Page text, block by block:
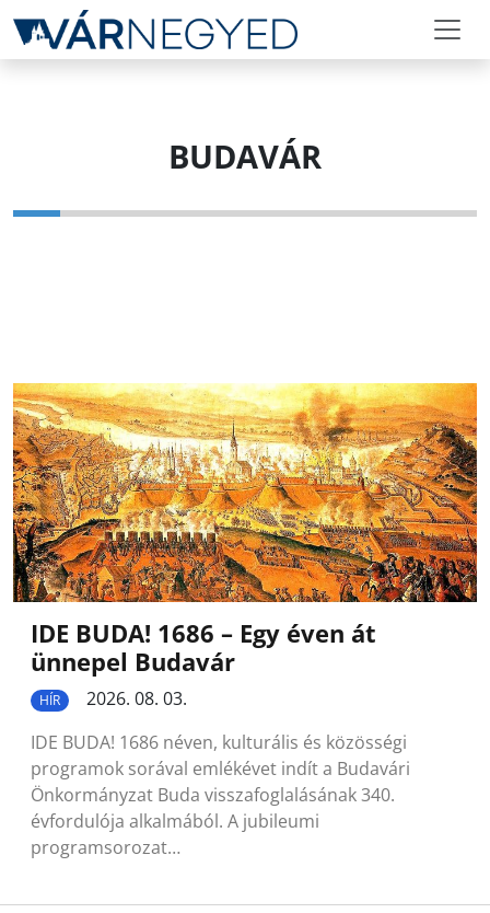
BUDAVÁR
IDE BUDA! 1686 – Egy éven át
ünnepel Budavár
HÍR
2026. 08. 03.
IDE BUDA! 1686 néven, kulturális és közösségi
programok sorával emlékévet indít a Budavári
Önkormányzat Buda visszafoglalásának 340.
évfordulója alkalmából. A jubileumi
programsorozat…